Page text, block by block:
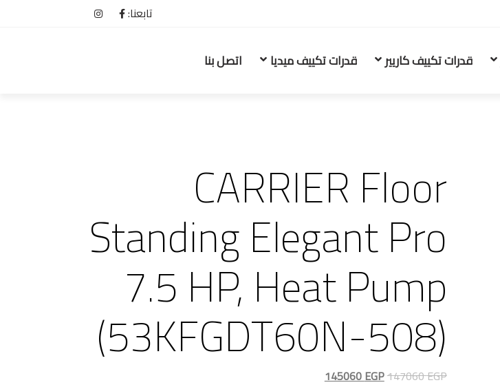
تابعنا:
قدرات تكييف كاريير قدرات تكييف ميديا اتصل بنا
CARRIER Floor
Standing Elegant Pro
7.5 HP, Heat Pump
(53KFGDT60N-508)
147060EGP
السعر145060EGP
السعر